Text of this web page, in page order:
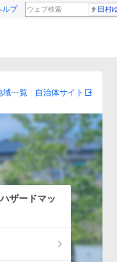
ルプ 田村
域一覧 自治体サイト
ザードマッ